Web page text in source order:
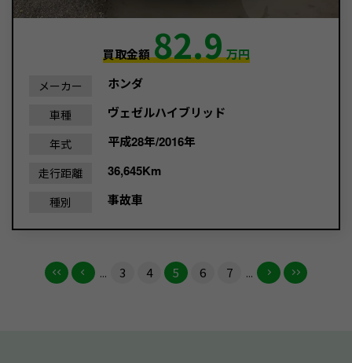
買取金額82.9万円
メーカー ホンダ
車種 ヴェゼルハイブリッド
年式 平成28年/2016年
走行距離 36,645Km
種別 事故車
... 3 4 5 6 7 ...